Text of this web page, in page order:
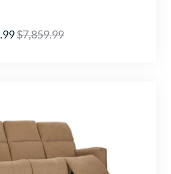
$7,859.99